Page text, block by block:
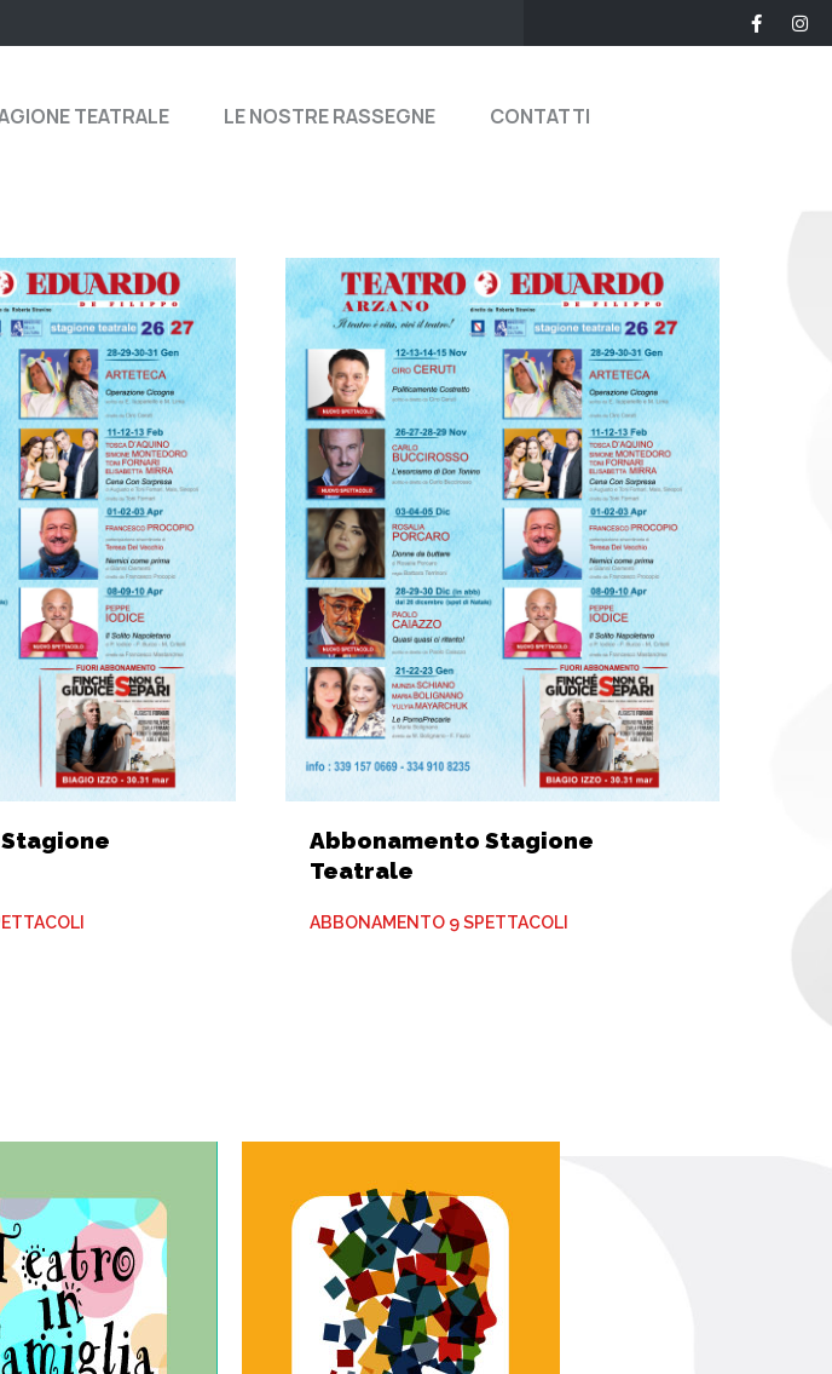
TEATRALE LE NOSTRE RASSEGNE CONTATTI
Abbonamento Stagione
Teatrale
ABBONAMENTO 9 SPETTACOLI
In Famiglia è una
di teatro concepita
condividere e godere
all’intera famiglia.
Continua
Tracce Dinamiche è una
rassegna di teatro
d’innovazione e sperimentale.
Continua